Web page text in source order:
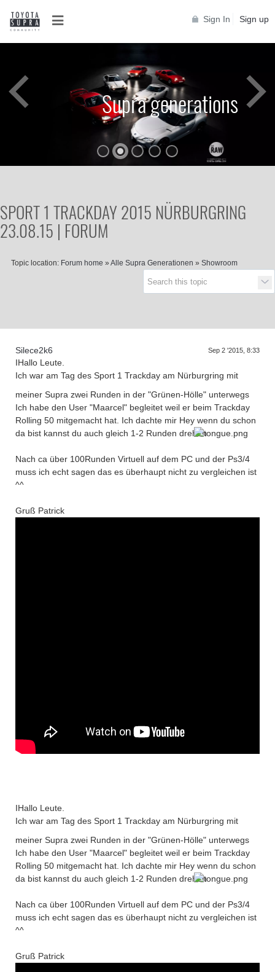
Sign In Sign up
generations
Supra generations
SPORT 1 TRACKDAY 2015 NÜRBURGRING
23.08.15 | FORUM
Topic location: Forum home » Alle Supra Generationen » Showroom
Silece2k6 Sep 2 '2015, 8:33
IHallo Leute.
Ich war am Tag des Sport 1 Trackday am Nürburgring mit
meiner Supra zwei Runden in der "Grünen-Hölle" unterwegs
Ich habe den User "Maarcel" begleitet weil er beim Trackday
Rolling 50 mitgemacht hat. Ich dachte mir Hey wenn du schon
da bist kannst du auch gleich 1-2 Runden drehen
Nach ca über 100Runden Virtuell auf dem PC und der Ps3/4
muss ich echt sagen das es überhaupt nicht zu vergleichen ist
^^
Gruß Patrick
IHallo Leute.
Ich war am Tag des Sport 1 Trackday am Nürburgring mit
meiner Supra zwei Runden in der "Grünen-Hölle" unterwegs
Ich habe den User "Maarcel" begleitet weil er beim Trackday
Rolling 50 mitgemacht hat. Ich dachte mir Hey wenn du schon
da bist kannst du auch gleich 1-2 Runden drehen
Nach ca über 100Runden Virtuell auf dem PC und der Ps3/4
muss ich echt sagen das es überhaupt nicht zu vergleichen ist
^^
Gruß Patrick